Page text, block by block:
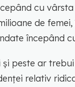
cu vârsta
de
începând
peste ar
relativ